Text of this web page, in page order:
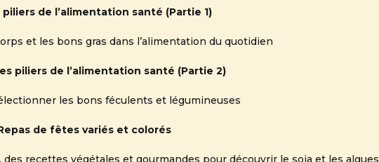
piliers de l’alimentation santé (Partie 1)
et les bons gras dans l’alimentation du quotidien
piliers de l’alimentation santé (Partie 2)
les bons féculents et légumineuses
de fêtes variés et colorés
des recettes végétales et gourmandes pour découvrir le soja et les algues